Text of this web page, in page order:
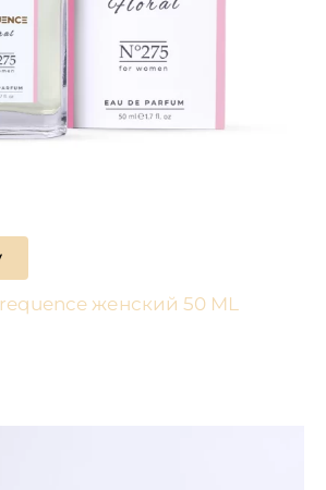
женский 50 ML